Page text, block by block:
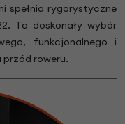
spełnia rygorystyczne
To doskonały wybór
funkcjonalnego i
roweru.